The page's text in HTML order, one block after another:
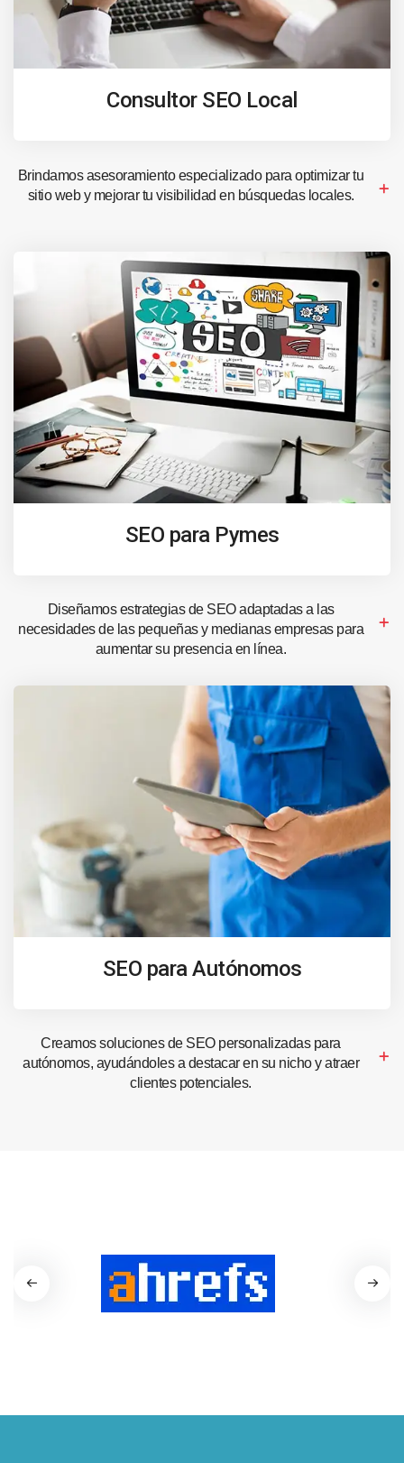
Consultor SEO Local
Brindamos asesoramiento especializado para optimizar tu
sitio web y mejorar tu visibilidad en búsquedas locales.
SEO para Pymes
Diseñamos estrategias de SEO adaptadas a las
necesidades de las pequeñas y medianas empresas para
aumentar su presencia en línea.
SEO para Autónomos
Creamos soluciones de SEO personalizadas para
autónomos, ayudándoles a destacar en su nicho y atraer
clientes potenciales.